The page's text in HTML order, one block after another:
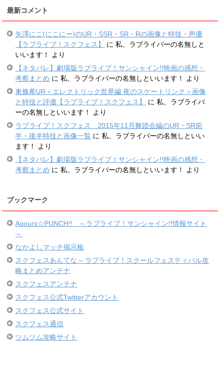
最新コメント
矢澤にこ(にこにー)のUR・SSR・SR・Rの画像と特技・声優
【ラブライブ！スクフェス】
に私、ラブライバーの名無しと
いいます！
より
【ネタバレ】劇場版ラブライブ！サンシャイン!!映画の感想・
考察まとめ に私、ラブライバーの名無しといいます！
より
東條希UR＜エレクトリック世界編 夜のスケートリンク＞画像
と特技と評価【ラブライブ！スクフェス】
に私、ラブライバ
ーの名無しといいます！
より
ラブライブ！スクフェス 2015年11月舞踏会編のUR・SR前
半・後半特技と画像一覧 に私、ラブライバーの名無しといい
ます！
より
【ネタバレ】劇場版ラブライブ！サンシャイン!!映画の感想・
考察まとめ に私、ラブライバーの名無しといいます！ より
ブックマーク
Aqours☆PUNCH!! ～ラブライブ！サンシャイン!!情報サイト
～
なかよしマッチ掲示板
スクフェスあんてな – ラブライブ！スクールフェスティバル攻
略まとめアンテナ
スクフェスアンテナ
スクフェス公式Twitterアカウント
スクフェス公式サイト
スクフェス通信
ツムツム攻略サイト